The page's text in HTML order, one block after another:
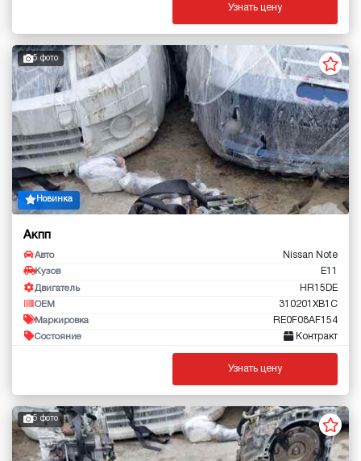
Узнать цену
5 фото
Новинка
Акпп
Авто Nissan Note
Кузов E11
Двигатель HR15DE
OEM 310201XB1C
Маркировка RE0F08AF154
Состояние Контракт
Узнать цену
5 фото